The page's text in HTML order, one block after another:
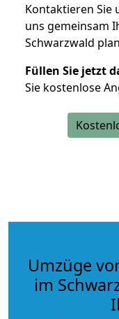
Kontaktieren Sie
uns gemeinsam
Schwarzwald
Füllen Sie jetzt
Sie kostenlose
Umzüge
im